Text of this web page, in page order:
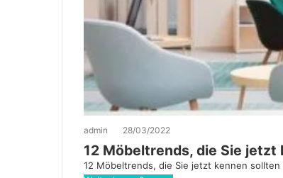
admin 28/03/2022
12 Möbeltrends, die Sie jetzt
12 Möbeltrends, die Sie jetzt kennen